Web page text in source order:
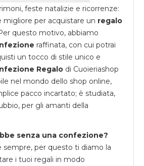
feste natalizie e ricorrenze:
migliore per acquistare un regalo
questo motivo, abbiamo
raffinata, con cui potrai
un tocco di stile unico e
Regalo di Cuoieriashop
nel mondo dello shop online,
pacco incartato; è studiata,
per gli amanti della
senza una confezione?
sempre, per questo ti diamo la
i tuoi regali in modo